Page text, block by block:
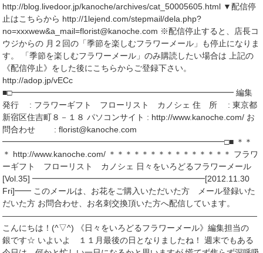
http://blog.livedoor.jp/kanoche/archives/cat_50005605.html ▼配信停
止はこちらから http://1lejend.com/stepmail/dela.php?
no=xxxwew&a_mail=florist@kanoche.com ※配信停止すると、店長コ
ウジからの 月２回の「季節を楽しむフラワーメール」も停止になりま
す。 「季節を楽しむフラワーメール」のみ購読したい場合は 上記の
《配信停止》をした後にこちらからご登録下さい。
http://adop.jp/vECc
■□━━━━━━━━━━━━━━━━━━━━━━━━━━━ 編集
発行 : フラワーギフト フローリスト カノシェ 住 所 : 東京都
新宿区住吉町８－１８ パソコンサイト : http://www.kanoche.com/ お
問合わせ : florist@kanoche.com
━━━━━━━━━━━━━━━━━━━━━━━━━━━□■ ＊＊
＊ http://www.kanoche.com/ ＊＊＊＊＊＊＊＊＊＊＊＊＊＊＊ フラワ
ーギフト フローリスト カノシェ 日々をいろどるフラワーメール
[Vol.35] ━━━━━━━━━━━━━━━━━━━━━[2012.11.30
Fri]━━ このメールは、お花をご購入いただいた方 メール登録いた
だいた方 お問合わせ、お名刺交換頂いた方へ配信しています。
―――――――――――――――――――――――――――――――
こんにちは！(^▽^) 《日々をいろどるフラワーメール》編集担当の
銀です☆ いよいよ １１月最後の日となりましたね！ 週末でもある